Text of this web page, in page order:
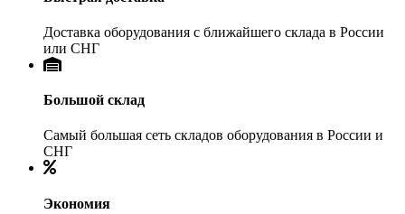
Доставка оборудования с ближайшего склада в России
или СНГ
Большой склад
Самый большая сеть складов оборудования в России и
СНГ
Экономия